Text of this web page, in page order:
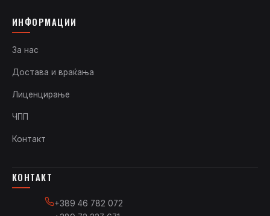
ИНФОРМАЦИИ
За нас
Достава и враќања
Лиценцирање
ЧПП
Контакт
КОНТАКТ
+389 46 782 072